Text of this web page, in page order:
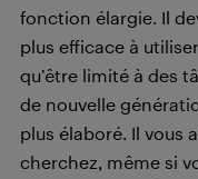
fonction élargie. Il
plus efficace à
qu’être limité à des
de nouvelle
plus élaboré. Il vous
cherchez, même si